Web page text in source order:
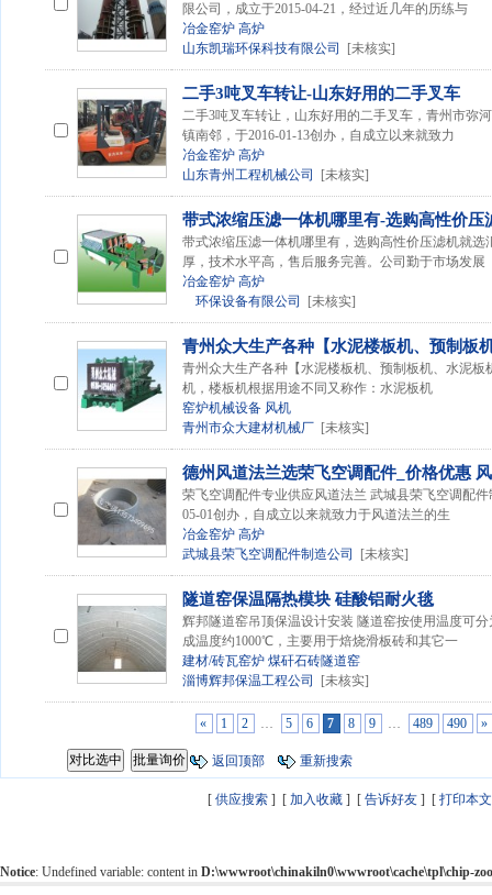
限公司，成立于2015-04-21，经过近几年的历练与
冶金窑炉 高炉
山东凯瑞环保科技有限公司
[未核实]
二手3吨叉车转让-山东好用的二手叉车
二手3吨叉车转让，山东好用的二手叉车，青州市弥
镇南邻，于2016-01-13创办，自成立以来就致力
冶金窑炉 高炉
山东青州工程机械公司
[未核实]
带式浓缩压滤一体机哪里有-选购高性价压
带式浓缩压滤一体机哪里有，选购高性价压滤机就选
厚，技术水平高，售后服务完善。公司勤于市场发展
冶金窑炉 高炉
环保设备有限公司
[未核实]
青州众大生产各种【水泥楼板机、预制板
青州众大生产各种【水泥楼板机、预制板机、水泥
机，楼板机根据用途不同又称作：水泥板机
窑炉机械设备 风机
青州市众大建材机械厂 [未核实]
德州风道法兰选荣飞空调配件_价格优惠
荣飞空调配件专业供应风道法兰 武城县荣飞空调配
05-01创办，自成立以来就致力于风道法兰的生
冶金窑炉 高炉
武城县荣飞空调配件制造公司
[未核实]
隧道窑保温隔热模块 硅酸铝耐火毯
辉邦隧道窑吊顶保温设计安装 隧道窑按使用温度
成温度约1000℃，主要用于焙烧滑板砖和其它一
建材/砖瓦窑炉 煤矸石砖隧道窑
淄博辉邦保温工程公司
[未核实]
« 1 2 … 5 6 7 8 9 … 489 490 »
返回顶部 重新搜索
[ 供应搜索 ] [ 加入收藏 ] [ 告诉好友 ] [ 打印本文
Notice: Undefined variable: content in D:\wwwroot\chinakiln0\wwwroot\cache\tpl\chip-